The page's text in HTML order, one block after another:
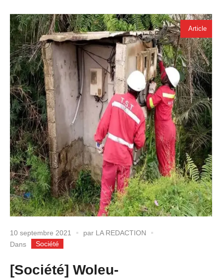
Article
10 septembre 2021 par LA REDACTION
Dans
Société
[Société] Woleu-